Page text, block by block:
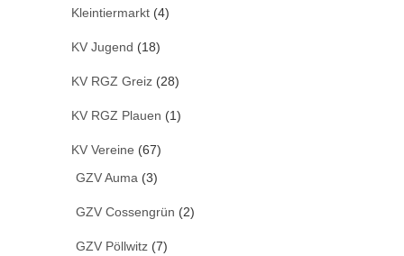
Kleintiermarkt (4)
KV Jugend (18)
KV RGZ Greiz (28)
KV RGZ Plauen (1)
KV Vereine (67)
GZV Auma (3)
GZV Cossengrün (2)
GZV Pöllwitz (7)